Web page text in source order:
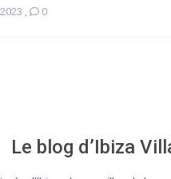
, 0
Le blog d’Ibiza